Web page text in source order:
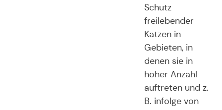
Schutz
freilebender
Katzen in
Gebieten, in
denen sie in
hoher Anzahl
auftreten und z.
B. infolge von